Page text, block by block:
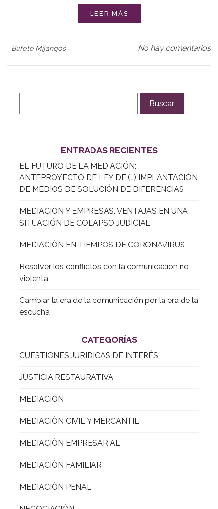
LEER MÁS
Bufete Mijangos No hay comentarios
ENTRADAS RECIENTES
EL FUTURO DE LA MEDIACIÓN:
ANTEPROYECTO DE LEY DE (…) IMPLANTACIÓN
DE MEDIOS DE SOLUCIÓN DE DIFERENCIAS
MEDIACIÓN Y EMPRESAS. VENTAJAS EN UNA
SITUACIÓN DE COLAPSO JUDICIAL
MEDIACIÓN EN TIEMPOS DE CORONAVIRUS
Resolver los conflictos con la comunicación no
violenta
Cambiar la era de la comunicación por la era de la
escucha
CATEGORÍAS
CUESTIONES JURIDICAS DE INTERÉS
JUSTICIA RESTAURATIVA
MEDIACIÓN
MEDIACIÓN CIVIL Y MERCANTIL
MEDIACIÓN EMPRESARIAL
MEDIACIÓN FAMILIAR
MEDIACIÓN PENAL